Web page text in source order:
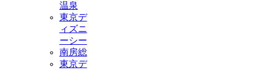
温泉
東京デ
ィズニ
ーシー
南房総
東京デ